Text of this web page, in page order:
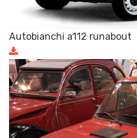
Autobianchi a112 runabout